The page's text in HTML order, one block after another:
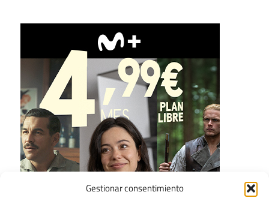
Gestionar consentimiento